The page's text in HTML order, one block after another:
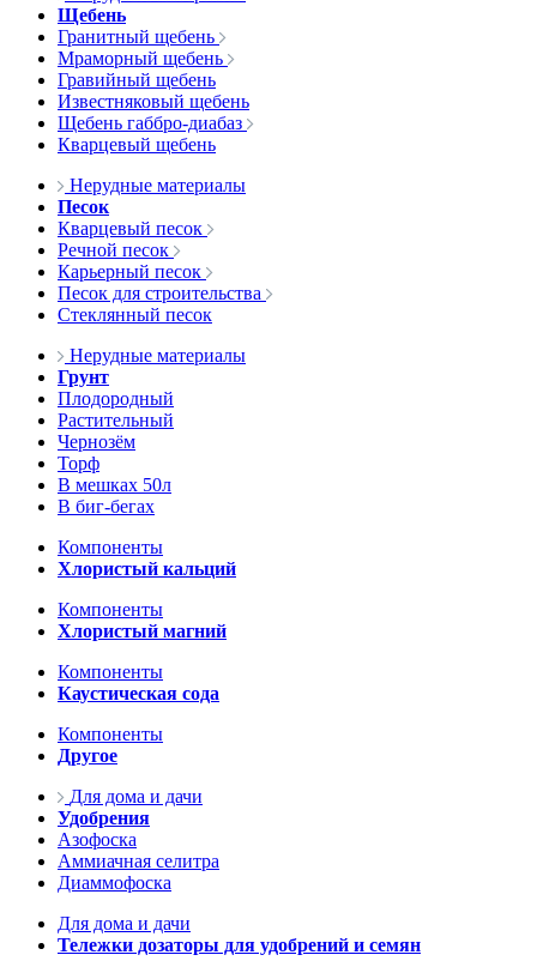
Щебень
Гранитный щебень
Мраморный щебень
Гравийный щебень
Известняковый щебень
Щебень габбро-диабаз
Кварцевый щебень
Нерудные материалы
Песок
Кварцевый песок
Речной песок
Карьерный песок
Песок для строительства
Стеклянный песок
Нерудные материалы
Грунт
Плодородный
Растительный
Чернозём
Торф
В мешках 50л
В биг-бегах
Компоненты
Хлористый кальций
Компоненты
Хлористый магний
Компоненты
Каустическая сода
Компоненты
Другое
Для дома и дачи
Удобрения
Азофоска
Аммиачная селитра
Диаммофоска
Для дома и дачи
Тележки дозаторы для удобрений и семян